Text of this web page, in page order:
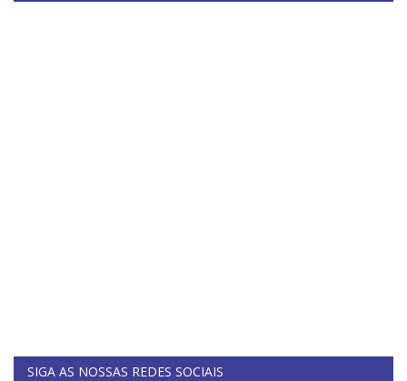
SIGA AS NOSSAS REDES SOCIAIS